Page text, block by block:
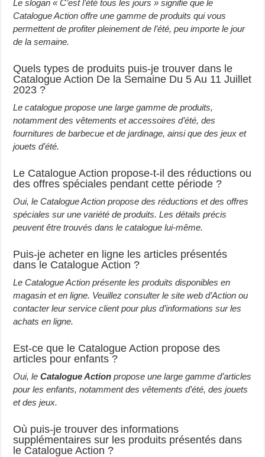
Le slogan « C’est l’été tous les jours » signifie que le
Catalogue Action offre une gamme de produits qui vous
permettent de profiter pleinement de l’été, peu importe le jour
de la semaine.
Quels types de produits puis-je trouver dans le
Catalogue Action De la Semaine Du 5 Au 11 Juillet
2023 ?
Le catalogue propose une large gamme de produits,
notamment des vêtements et accessoires d’été, des
fournitures de barbecue et de jardinage, ainsi que des jeux et
jouets d’été.
Le Catalogue Action propose-t-il des réductions ou
des offres spéciales pendant cette période ?
Oui, le Catalogue Action propose des réductions et des offres
spéciales sur une variété de produits. Les détails précis
peuvent être trouvés dans le catalogue lui-même.
Puis-je acheter en ligne les articles présentés
dans le Catalogue Action ?
Le Catalogue Action présente les produits disponibles en
magasin et en ligne. Veuillez consulter le site web d’Action ou
contacter leur service client pour plus d’informations sur les
achats en ligne.
Est-ce que le Catalogue Action propose des
articles pour enfants ?
Oui, leCatalogue Action propose une large gamme d’articles
pour les enfants, notamment des vêtements d’été, des jouets
et des jeux.
Où puis-je trouver des informations
supplémentaires sur les produits présentés dans
le Catalogue Action ?